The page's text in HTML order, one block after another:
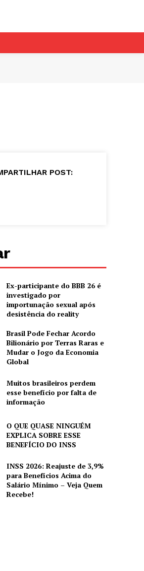
POST:
Ex-participante do BBB 26 é
investigado por
importunação sexual após
desistência do reality
Brasil Pode Fechar Acordo
Bilionário por Terras Raras e
Mudar o Jogo da Economia
Global
Muitos brasileiros perdem
esse benefício por falta de
informação
O QUE QUASE NINGUÉM
EXPLICA SOBRE ESSE
BENEFÍCIO DO INSS
INSS 2026: Reajuste de 3,9%
para Benefícios Acima do
Salário Mínimo – Veja Quem
Recebe!